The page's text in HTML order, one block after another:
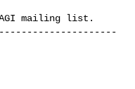
mailing list.